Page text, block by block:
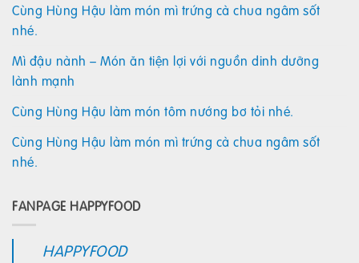
Cùng Hùng Hậu làm món mì trứng cà chua ngâm sốt
nhé.
Mì đậu nành – Món ăn tiện lợi với nguồn dinh dưỡng
lành mạnh
Cùng Hùng Hậu làm món tôm nướng bơ tỏi nhé.
Cùng Hùng Hậu làm món mì trứng cà chua ngâm sốt
nhé.
FANPAGE HAPPYFOOD
HAPPYFOOD